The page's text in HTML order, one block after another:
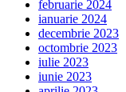
februarie 2024
ianuarie 2024
decembrie 2023
octombrie 2023
iulie 2023
iunie 2023